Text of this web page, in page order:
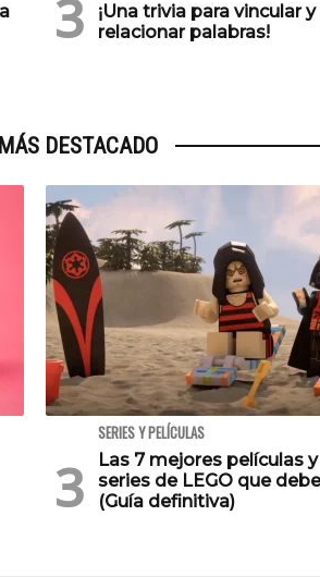
¡Una trivia para vincular y
relacionar palabras!
DESTACADO
SERIES Y PELÍCULAS
Las 7 mejores películas y
series de LEGO que
(Guía definitiva)